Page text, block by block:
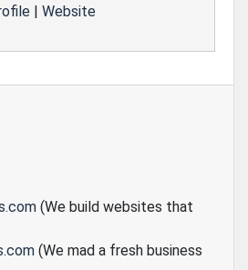
| Website
(We build websites that
(We mad a fresh business